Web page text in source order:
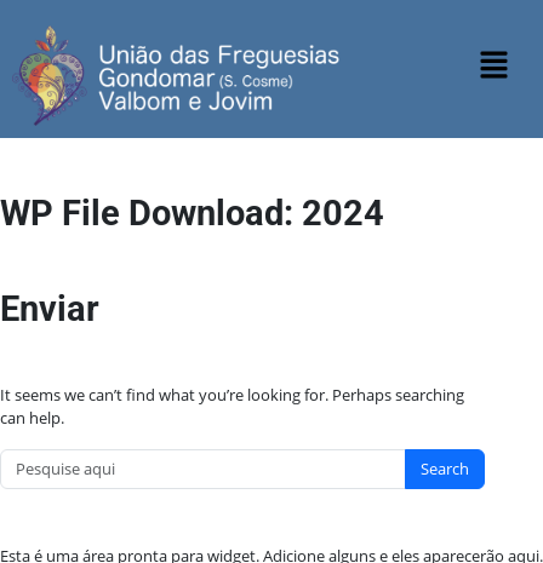
WP File Download: 2024
Enviar
It seems we can’t find what you’re looking for. Perhaps searching
can help.
Search
Esta é uma área pronta para widget. Adicione alguns e eles aparecerão aqui.